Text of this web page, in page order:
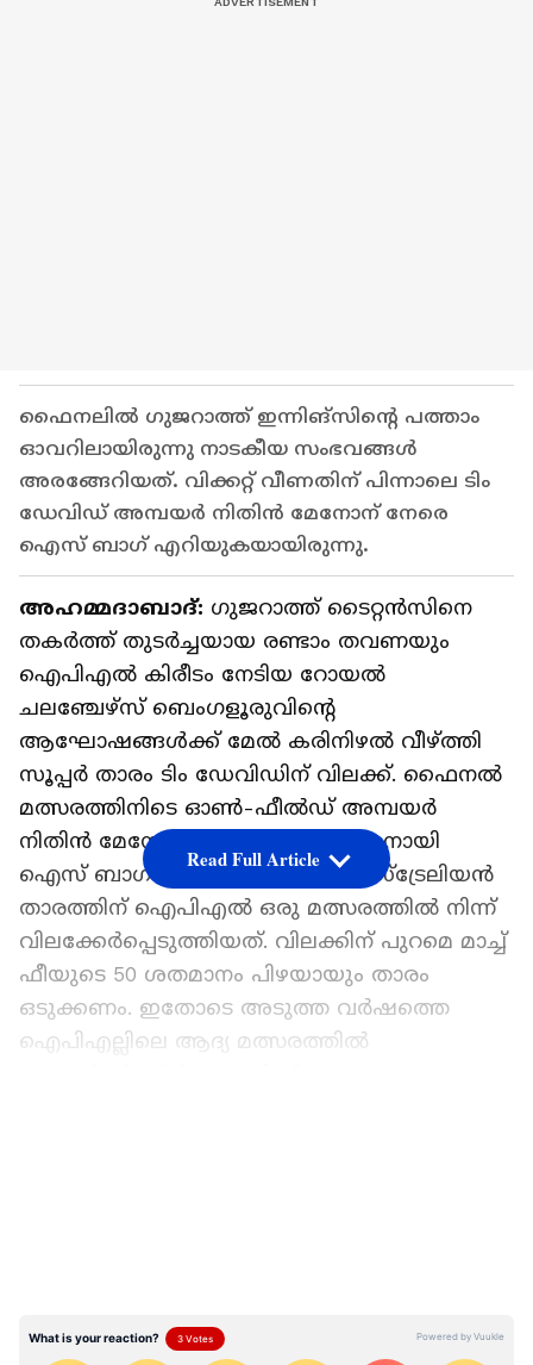
ഫൈനലിൽ ഗുജറാത്ത് ഇന്നിങ്സിന്‍റെ പത്താം
ഓവറിലായിരുന്നു നാടകീയ സംഭവങ്ങൾ
അരങ്ങേറിയത്. വിക്കറ്റ് വീണതിന് പിന്നാലെ ടിം
ഡേവിഡ് അമ്പയർ നിതിൻ മേനോന് നേരെ
ഐസ് ബാഗ് എറിയുകയായിരുന്നു.
അഹമ്മദാബാദ്: ഗുജറാത്ത് ടൈറ്റൻസിനെ
തകർത്ത് തുടർച്ചയായ രണ്ടാം തവണയും
ഐപിഎൽ കിരീടം നേടിയ റോയൽ
ചലഞ്ചേഴ്സ് ബെംഗളൂരുവിന്‍റെ
ആഘോഷങ്ങൾക്ക് മേൽ കരിനിഴൽ വീഴ്ത്തി
സൂപ്പർ താരം ടിം ഡേവിഡിന് വിലക്ക്. ഫൈനൽ
മത്സരത്തിനിടെ ഓൺ-ഫീൽഡ് അമ്പയർ
നിതിൻ മേനോന് നേരെ പ്രകോപിതനായി
ഐസ് ബാഗ് എറിഞ്ഞതിനാണ് ഓസ്ട്രേലിയൻ
താരത്തിന് ഐപിഎൽ ഒരു മത്സരത്തിൽ നിന്ന്
വിലക്കേർപ്പെടുത്തിയത്. വിലക്കിന് പുറമെ മാച്ച്
ഫീയുടെ 50 ശതമാനം പിഴയായും താരം
ഒടുക്കണം. ഇതോടെ അടുത്ത വർഷത്തെ
ഐപിഎല്ലിലെ ആദ്യ മത്സരത്തിൽ
മത്സരത്തിനിടയിൽ പന്തോ, വാട്ടർ ബോട്ടിലോ,
Read Full Article